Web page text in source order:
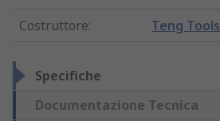
Costruttore: Teng Tools
Specifiche
Documentazione Tecnica